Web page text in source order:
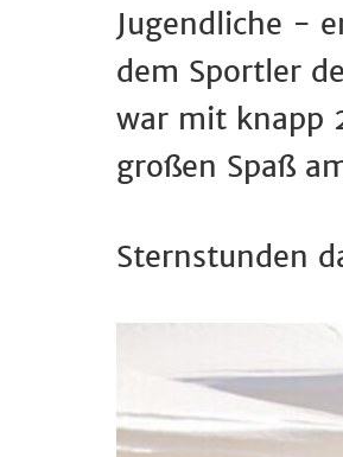
Jugendliche -
dem Sportler
war mit knapp
großen Spaß
Sternstunden